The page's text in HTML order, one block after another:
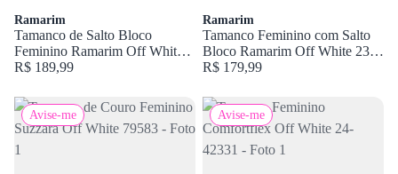
Ramarim
Tamanco de Salto Bloco
Feminino Ramarim Off White
24-31201
R$ 189,99
Ramarim
Tamanco Feminino com Salto
Bloco Ramarim Off White 23-
30202
R$ 179,99
Avise-me Avise-me